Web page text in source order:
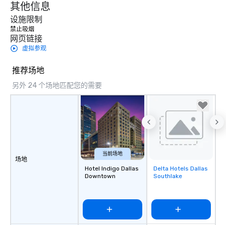
其他信息
设施限制
禁止吸烟
网页链接
虚拟参观
推荐场地
另外 24 个场地匹配您的需要
场地
当前场地
Hotel Indigo Dallas
Downtown
Removed from
favorites
Delta Hotels Dallas
Southlake